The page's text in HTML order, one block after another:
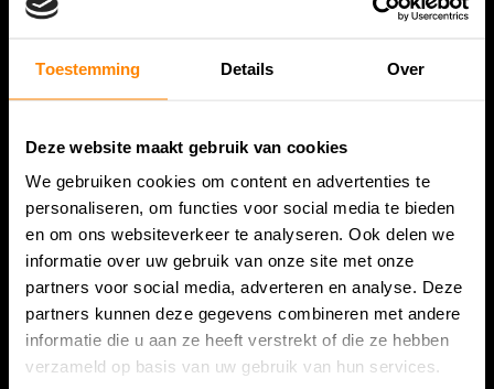
Toestemming Details Over
Deze website maakt gebruik van cookies
We gebruiken cookies om content en advertenties te
personaliseren, om functies voor social media te bieden
en om ons websiteverkeer te analyseren. Ook delen we
informatie over uw gebruik van onze site met onze
partners voor social media, adverteren en analyse. Deze
partners kunnen deze gegevens combineren met andere
informatie die u aan ze heeft verstrekt of die ze hebben
verzameld op basis van uw gebruik van hun services.
Bespanracket.nl is dé racketspecialist van Lelystad en
omstreken.
Snijdersstraat 6
8224 AA Lelystad
Nederland